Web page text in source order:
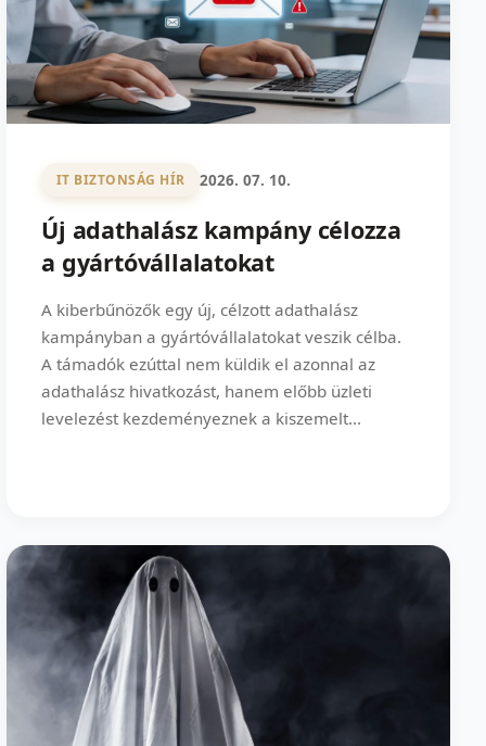
IT BIZTONSÁG HÍR 2026. 07. 10.
Új adathalász kampány célozza
a gyártóvállalatokat
A kiberbűnözők egy új, célzott adathalász
kampányban a gyártóvállalatokat veszik célba.
A támadók ezúttal nem küldik el azonnal az
adathalász hivatkozást, hanem előbb üzleti
levelezést kezdeményeznek a kiszemelt...